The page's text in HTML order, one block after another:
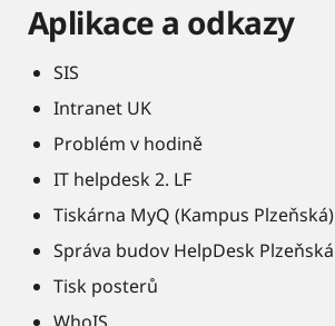
Aplikace a odkazy
SIS
Intranet UK
Problém v hodině
IT helpdesk 2. LF
Tiskárna MyQ (Kampus Plzeňská)
Správa budov HelpDesk Plzeňská
Tisk posterů